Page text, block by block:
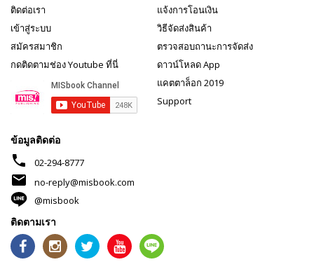
ติดต่อเรา
เข้าสู่ระบบ
สมัครสมาชิก
กดติดตามช่อง Youtube ที่นี่
แจ้งการโอนเงิน
วิธีจัดส่งสินค้า
ตรวจสอบถานะการจัดส่ง
ดาวน์โหลด App
แคตตาล็อก 2019
Support
ข้อมูลติดต่อ
phone 02-294-8777
mail
no-reply@misbook.com
@misbook
ติดตามเรา